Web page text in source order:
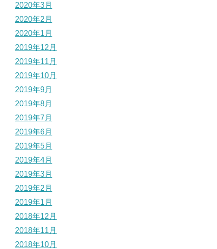
2020年3月
2020年2月
2020年1月
2019年12月
2019年11月
2019年10月
2019年9月
2019年8月
2019年7月
2019年6月
2019年5月
2019年4月
2019年3月
2019年2月
2019年1月
2018年12月
2018年11月
2018年10月